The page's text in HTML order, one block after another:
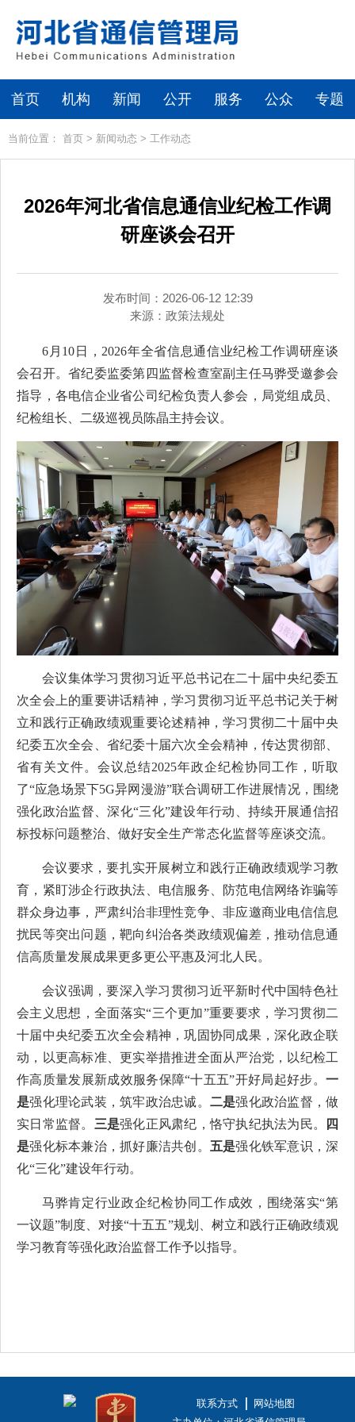
首页 机构 新闻 公开 服务 公众 专题
当前位置： 首页 > 新闻动态 > 工作动态
2026年河北省信息通信业纪检工作调
研座谈会召开
发布时间：2026-06-12 12:39
来源： 政策法规处
6月10日，2026年全省信息通信业纪检工作调研座谈
会召开。省纪委监委第四监督检查室副主任马骅受邀参会
指导，各电信企业省公司纪检负责人参会，局党组成员、
纪检组长、二级巡视员陈晶主持会议。
会议集体学习贯彻习近平总书记在二十届中央纪委五
次全会上的重要讲话精神，学习贯彻习近平总书记关于树
立和践行正确政绩观重要论述精神，学习贯彻二十届中央
纪委五次全会、省纪委十届六次全会精神，传达贯彻部、
省有关文件。会议总结2025年政企纪检协同工作，听取
了“应急场景下5G异网漫游”联合调研工作进展情况， 围绕
强化政治监督、深化“三化”建设年行动、持续开展通信招
标投标问题整治、做好安全生产常态化监督等座谈交流。
会议要求，要扎实开展树立和践行正确政绩观学习教
育，紧盯涉企行政执法、电信服务、防范电信网络诈骗等
群众身边事，严肃纠治非理性竞争、非应邀商业电信信息
扰民等突出问题，靶向纠治各类政绩观偏差，推动信息通
信高质量发展成果更多更公平惠及河北人民。
会议强调，要深入学习贯彻习近平新时代中国特色社
会主义思想，全面落实“三个更加”重要要求，学习贯彻二
十届中央纪委五次全会精神，巩固协同成果，深化政企联
动，以更高标准、更实举措推进全面从严治党，以纪检工
作高质量发展新成效服务保障“十五五”开好局起好步。 一
是强化理论武装，筑牢政治忠诚。 二是强化政治监督，做
实日常监督。 三是强化正风肃纪，恪守执纪执法为民。
四
是强化标本兼治，抓好廉洁共创。 五是强化铁军意识，深
化“三化”建设年行动。
马骅肯定行业政企纪检协同工作成效，围绕落实“第
一议题”制度、对接“十五五”规划、树立和践行正确政绩观
学习教育等强化政治监督工作予以指导。
联系方式
网站地图